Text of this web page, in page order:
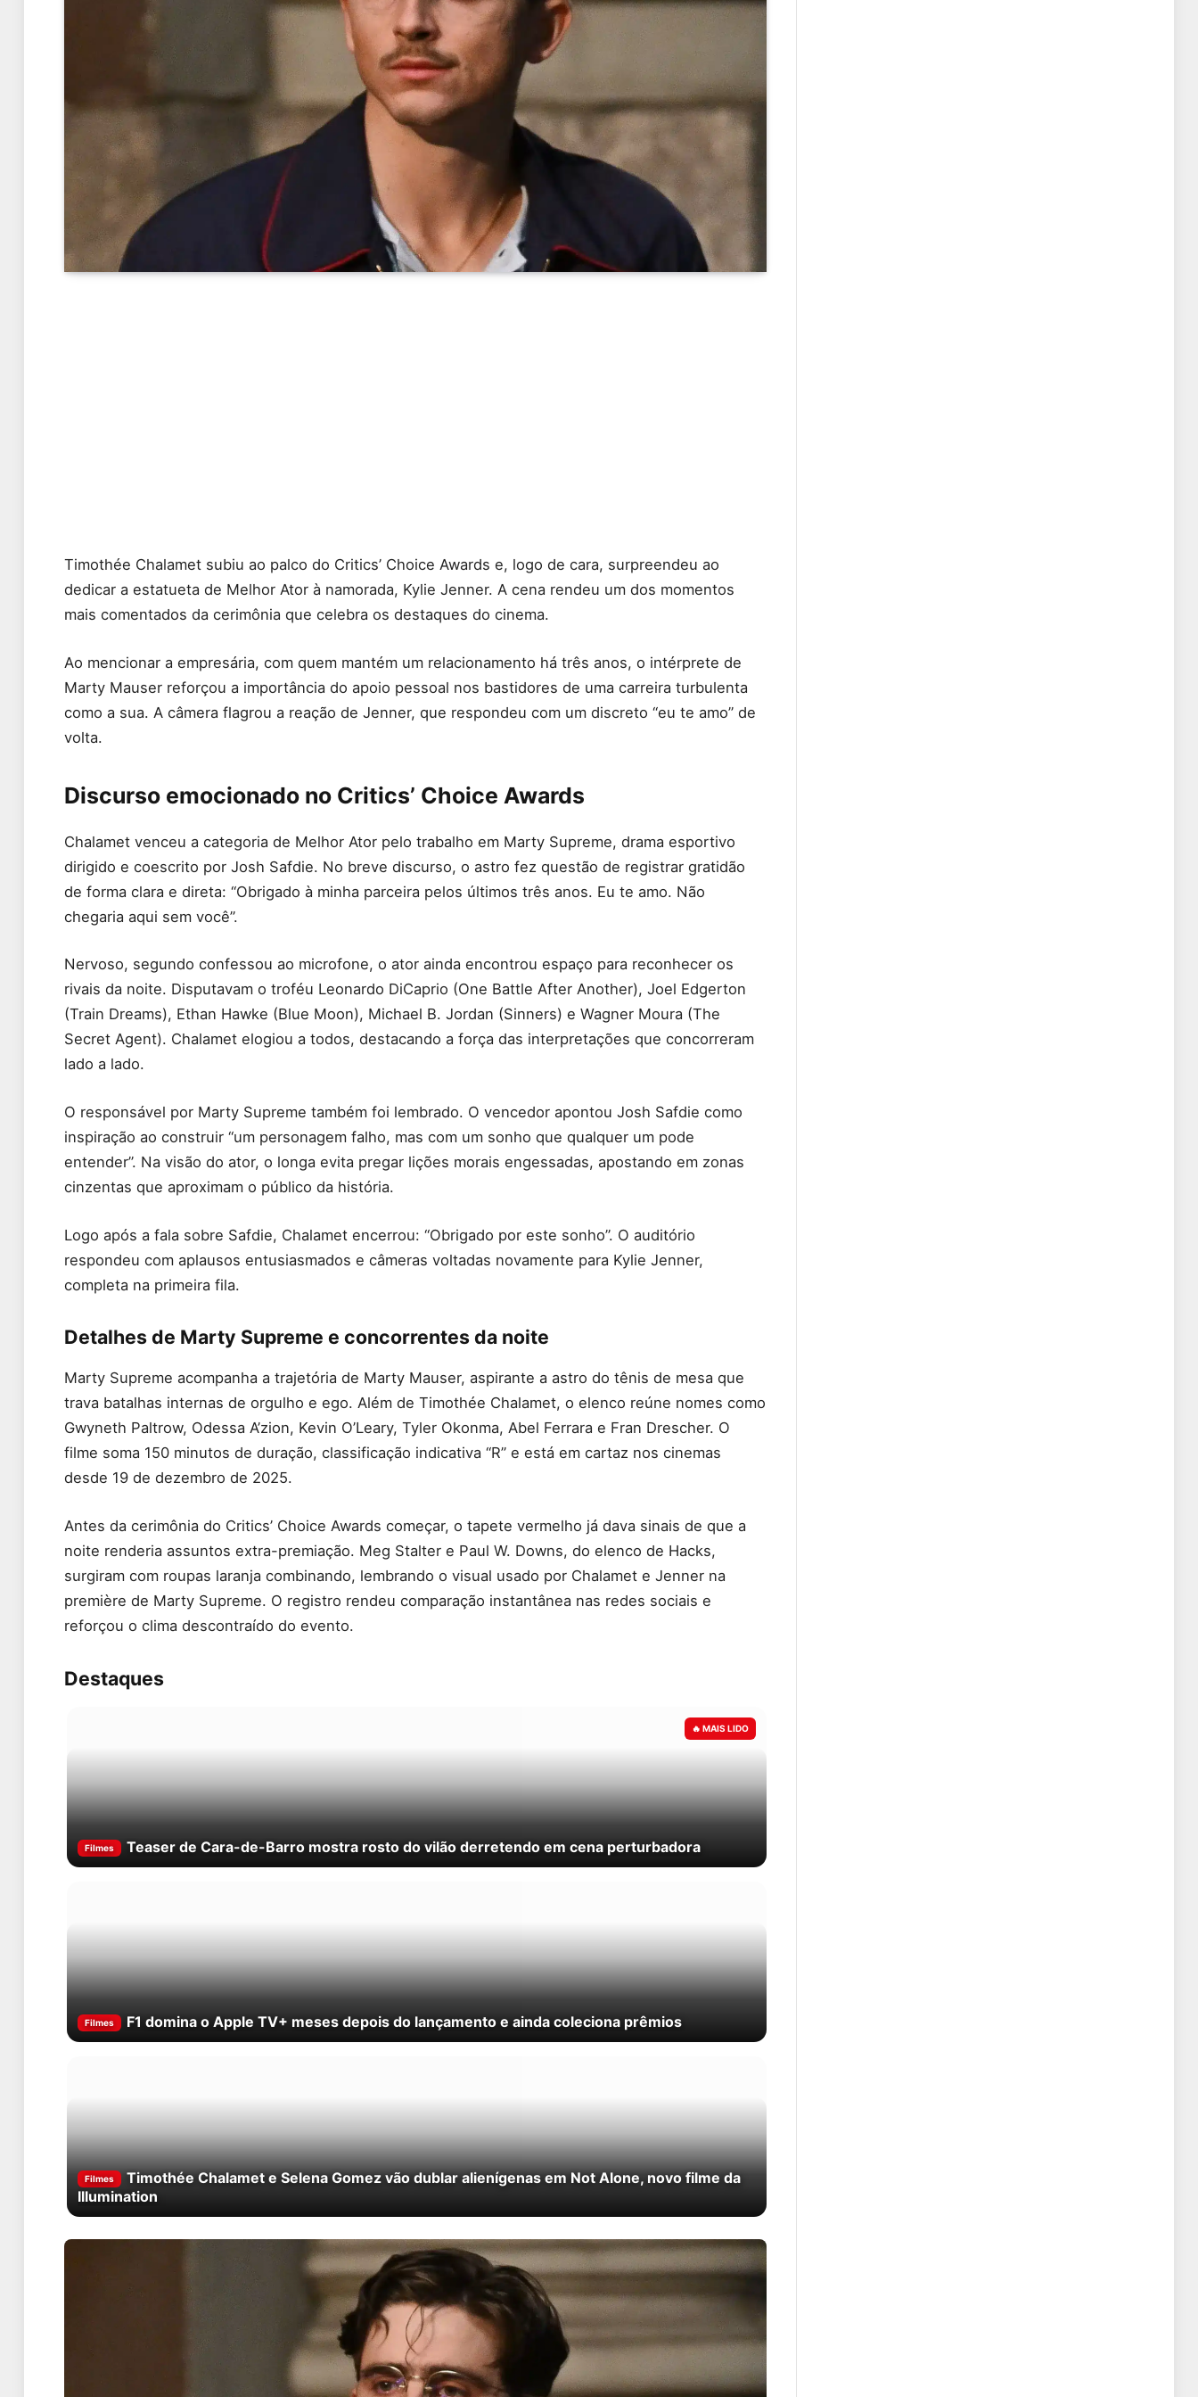
Timothée Chalamet subiu ao palco do Critics’ Choice Awards e, logo de cara, surpreendeu ao
dedicar a estatueta de Melhor Ator à namorada, Kylie Jenner. A cena rendeu um dos momentos
mais comentados da cerimônia que celebra os destaques do cinema.
Ao mencionar a empresária, com quem mantém um relacionamento há três anos, o intérprete de
Marty Mauser reforçou a importância do apoio pessoal nos bastidores de uma carreira turbulenta
como a sua. A câmera flagrou a reação de Jenner, que respondeu com um discreto “eu te amo” de
volta.
Discurso emocionado no Critics’ Choice Awards
Chalamet venceu a categoria de Melhor Ator pelo trabalho em Marty Supreme, drama esportivo
dirigido e coescrito por Josh Safdie. No breve discurso, o astro fez questão de registrar gratidão
de forma clara e direta: “Obrigado à minha parceira pelos últimos três anos. Eu te amo. Não
chegaria aqui sem você”.
Nervoso, segundo confessou ao microfone, o ator ainda encontrou espaço para reconhecer os
rivais da noite. Disputavam o troféu Leonardo DiCaprio (One Battle After Another), Joel Edgerton
(Train Dreams), Ethan Hawke (Blue Moon), Michael B. Jordan (Sinners) e Wagner Moura (The
Secret Agent). Chalamet elogiou a todos, destacando a força das interpretações que concorreram
lado a lado.
O responsável por Marty Supreme também foi lembrado. O vencedor apontou Josh Safdie como
inspiração ao construir “um personagem falho, mas com um sonho que qualquer um pode
entender”. Na visão do ator, o longa evita pregar lições morais engessadas, apostando em zonas
cinzentas que aproximam o público da história.
Logo após a fala sobre Safdie, Chalamet encerrou: “Obrigado por este sonho”. O auditório
respondeu com aplausos entusiasmados e câmeras voltadas novamente para Kylie Jenner,
completa na primeira fila.
Detalhes de Marty Supreme e concorrentes da noite
Marty Supreme acompanha a trajetória de Marty Mauser, aspirante a astro do tênis de mesa que
trava batalhas internas de orgulho e ego. Além de Timothée Chalamet, o elenco reúne nomes como
Gwyneth Paltrow, Odessa A’zion, Kevin O’Leary, Tyler Okonma, Abel Ferrara e Fran Drescher. O
filme soma 150 minutos de duração, classificação indicativa “R” e está em cartaz nos cinemas
desde 19 de dezembro de 2025.
Antes da cerimônia do Critics’ Choice Awards começar, o tapete vermelho já dava sinais de que a
noite renderia assuntos extra-premiação. Meg Stalter e Paul W. Downs, do elenco de Hacks,
surgiram com roupas laranja combinando, lembrando o visual usado por Chalamet e Jenner na
première de Marty Supreme. O registro rendeu comparação instantânea nas redes sociais e
reforçou o clima descontraído do evento.
Destaques
Filmes Teaser de Cara-de-Barro mostra rosto do vilão derretendo em cena perturbadora
Filmes F1 domina o Apple TV+ meses depois do lançamento e ainda coleciona prêmios
Filmes
Timothée Chalamet e Selena Gomez vão dublar alienígenas em Not Alone, novo filme da
Illumination